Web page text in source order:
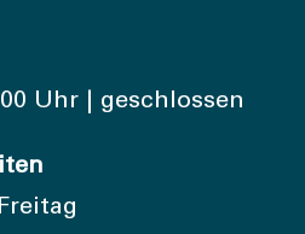
Uhr | geschlossen